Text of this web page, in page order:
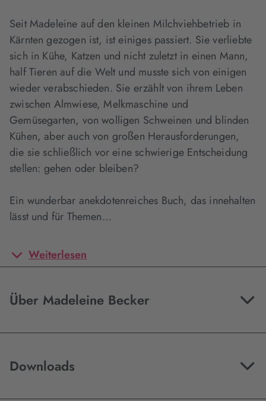
Seit Madeleine auf den kleinen Milchviehbetrieb in
Kärnten gezogen ist, ist einiges passiert. Sie verliebte
sich in Kühe, Katzen und nicht zuletzt in einen Mann,
half Tieren auf die Welt und musste sich von einigen
wieder verabschieden. Sie erzählt von ihrem Leben
zwischen Almwiese, Melkmaschine und
Gemüsegarten, von wolligen Schweinen und blinden
Kühen, aber auch von großen Herausforderungen,
die sie schließlich vor eine schwierige Entscheidung
stellen: gehen oder bleiben?
Ein wunderbar anekdotenreiches Buch, das innehalten
lässt und für Themen…
Weiterlesen
Über Madeleine Becker
Downloads